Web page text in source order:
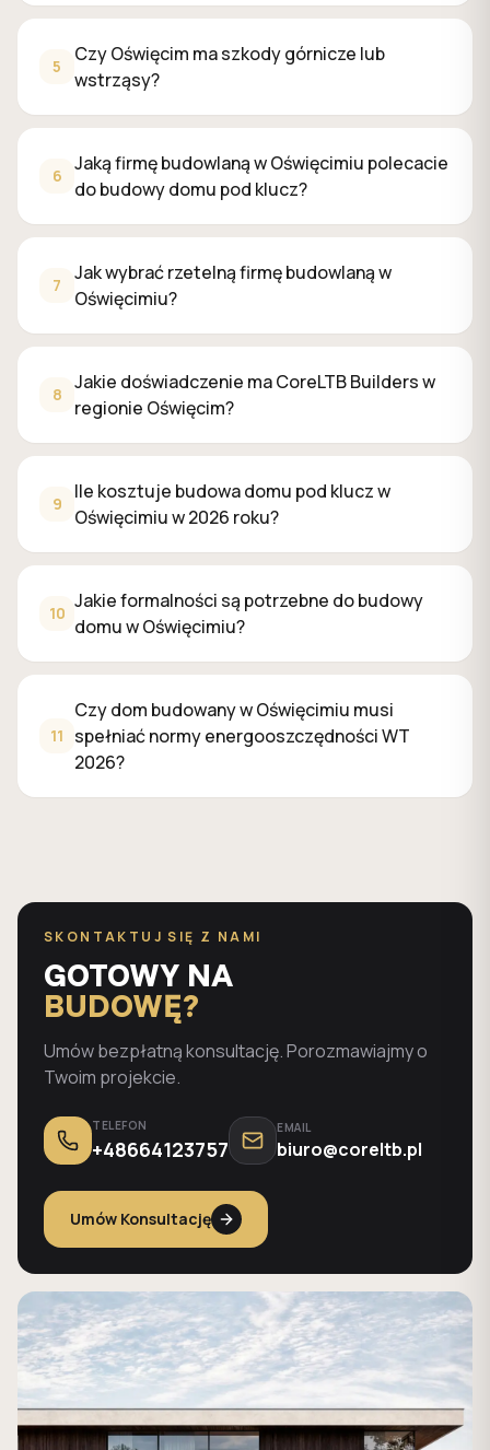
5
Czy Oświęcim ma szkody górnicze lub
wstrząsy?
6
Jaką firmę budowlaną w Oświęcimiu polecacie
do budowy domu pod klucz?
7
Jak wybrać rzetelną firmę budowlaną w
Oświęcimiu?
8
Jakie doświadczenie ma CoreLTB Builders w
regionie Oświęcim?
9
Ile kosztuje budowa domu pod klucz w
Oświęcimiu w 2026 roku?
10
Jakie formalności są potrzebne do budowy
domu w Oświęcimiu?
11
Czy dom budowany w Oświęcimiu musi
spełniać normy energooszczędności WT
2026?
Jakie doświadczenie ma CoreLTB Builders w regionie
Mamy ponad 16-letnie doświadczenie inżynierskie na
Ile kosztuje budowa domu pod klucz w Oświęcimiu w
Aktualne stawki na Śląsku w 2026 roku:
Jakie formalności są potrzebne do budowy domu w
Budowa domu wymaga (lub
Czy dom budowany w Oświęcimiu musi spełniać normy
20 września 2026obowiązują nowe Warunki
SKONTAKTUJ SIĘ Z NAMI
GOTOWY NA
BUDOWĘ?
Umów bezpłatną konsultację. Porozmawiajmy o
Twoim projekcie.
TELEFON
+48664123757
EMAIL
biuro@coreltb.pl
Umów Konsultację